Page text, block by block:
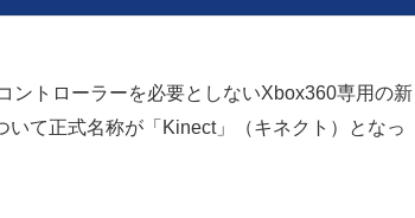
ントローラーを必要としないXbox360専用の新
て正式名称が「Kinect」（キネクト）となっ